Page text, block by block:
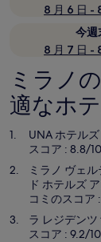
8 月 6 日 -
今週
8 月 7 日 -
ミラノ
適なホ
UNA ホテル
スコア : 8.8/
ミラノ ヴェ
ド ホテルズ
コミのスコア
ラ レジデンツ
スコア : 9.2/